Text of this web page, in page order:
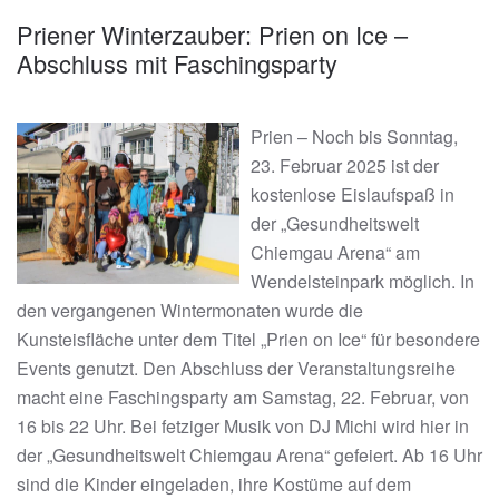
Priener Winterzauber: Prien on Ice –
Abschluss mit Faschingsparty
Prien – Noch bis Sonntag,
23. Februar 2025 ist der
kostenlose Eislaufspaß in
der „Gesundheitswelt
Chiemgau Arena“ am
Wendelsteinpark möglich. In
den vergangenen Wintermonaten wurde die
Kunsteisfläche unter dem Titel „Prien on Ice“ für besondere
Events genutzt. Den Abschluss der Veranstaltungsreihe
macht eine Faschingsparty am Samstag, 22. Februar, von
16 bis 22 Uhr. Bei fetziger Musik von DJ Michi wird hier in
der „Gesundheitswelt Chiemgau Arena“ gefeiert. Ab 16 Uhr
sind die Kinder eingeladen, ihre Kostüme auf dem